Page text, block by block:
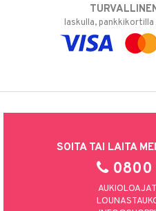
laskulla,
SOITA TAI LAITA
0800